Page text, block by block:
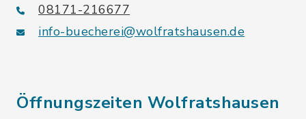
08171-216677
info-buecherei@wolfratshausen.de
Öffnungszeiten Wolfratshausen